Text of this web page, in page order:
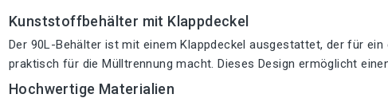
Kunststoffbehälter mit Klappdeckel
Der 90L-Behälter ist mit einem Klappdeckel ausgestattet, der für
praktisch für die Mülltrennung macht. Dieses Design ermöglicht
Hochwertige Materialien